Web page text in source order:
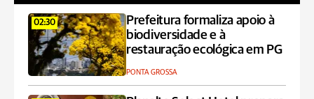
02:30
Prefeitura formaliza apoio à
biodiversidade e à
restauração ecológica em PG
PONTA GROSSA